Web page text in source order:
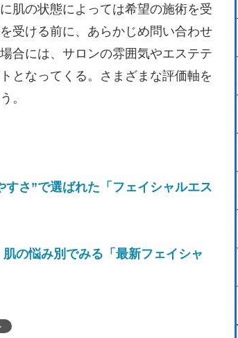
肌の状態によっては希望の施術を受
受ける前に、あらかじめ問い合わせ
合には、サロンの雰囲気やエステテ
となってくる。さまざまな評価軸を
。
さ”で選ばれた「フェイシャルエス
の悩み別でみる「最新フェイシャ